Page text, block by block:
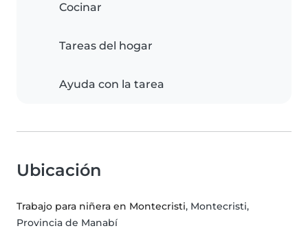
Cocinar
Tareas del hogar
Ayuda con la tarea
Ubicación
Trabajo para niñera en Montecristi, Montecristi,
Provincia de Manabí